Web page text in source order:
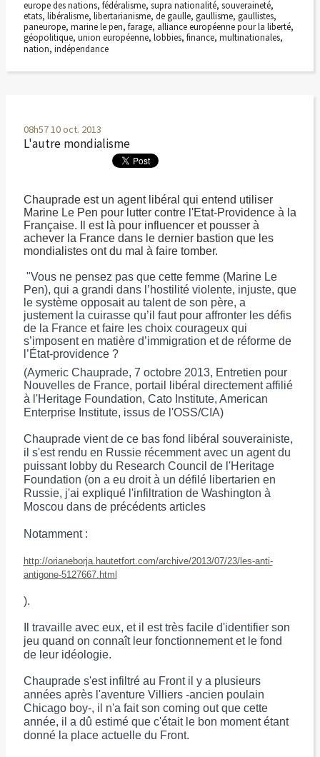
europe des nations, fédéralisme, supra nationalité, souveraineté,
etats, libéralisme, libertarianisme, de gaulle, gaullisme, gaullistes,
paneurope, marine le pen, farage, alliance européenne pour la liberté,
géopolitique, union européenne, lobbies, finance, multinationales,
nation, indépendance
08h57 10oct. 2013
L'autre mondialisme
Chauprade est un agent libéral qui entend utiliser
Marine Le Pen pour lutter contre l'Etat-Providence à la
Française. Il est là pour influencer et pousser à
achever la France dans le dernier bastion que les
mondialistes ont du mal à faire tomber.
"Vous ne pensez pas que cette femme (Marine Le
Pen), qui a grandi dans l’hostilité violente, injuste, que
le système opposait au talent de son père, a
justement la cuirasse qu’il faut pour affronter les défis
de la France et faire les choix courageux qui
s’imposent en matière d’immigration et de réforme de
l’État-providence ?
(Aymeric Chauprade, 7 octobre 2013, Entretien pour
Nouvelles de France, portail libéral directement affilié
à l'Heritage Foundation, Cato Institute, American
Enterprise Institute, issus de l'OSS/CIA)
Chauprade vient de ce bas fond libéral souverainiste,
il s'est rendu en Russie récemment avec un agent du
puissant lobby du Research Council de l'Heritage
Foundation (on a eu droit à un défilé libertarien en
Russie, j'ai expliqué l'infiltration de Washington à
Moscou dans de précédents articles
Notamment :
http://orianeborja.hautetfort.com/archive/2013/07/23/les-anti-
antigone-5127667.html
).
Il travaille avec eux, et il est très facile d'identifier son
jeu quand on connaît leur fonctionnement et le fond
de leur idéologie.
Chauprade s'est infiltré au Front il y a plusieurs
années après l'aventure Villiers -ancien poulain
Chicago boy-, il n'a fait son coming out que cette
année, il a dû estimé que c'était le bon moment étant
donné la place actuelle du Front.